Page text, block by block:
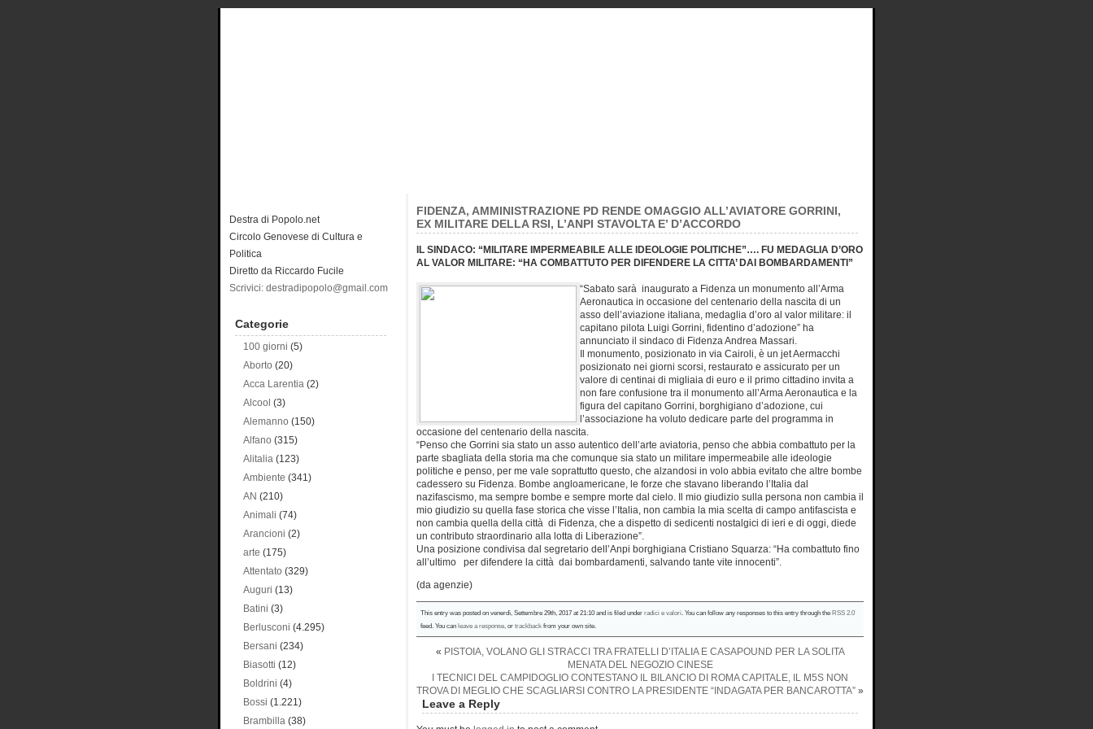
FIDENZA, AMMINISTRAZIONE PD RENDE OMAGGIO ALL’AVIATORE GORRINI,
EX MILITARE DELLA RSI, L’ANPI STAVOLTA E’ D’ACCORDO
IL SINDACO: “MILITARE IMPERMEABILE ALLE IDEOLOGIE POLITICHE”…. FU MEDAGLIA D’ORO
AL VALOR MILITARE: “HA COMBATTUTO PER DIFENDERE LA CITTA’ DAI BOMBARDAMENTI”
“Sabato sarà inaugurato a Fidenza un monumento all’Arma
Aeronautica in occasione del centenario della nascita di un
asso dell’aviazione italiana, medaglia d’oro al valor militare: il
capitano pilota Luigi Gorrini, fidentino d’adozione” ha
annunciato il sindaco di Fidenza Andrea Massari.
Il monumento, posizionato in via Cairoli, è un jet Aermacchi
posizionato nei giorni scorsi, restaurato e assicurato per un
valore di centinai di migliaia di euro e il primo cittadino invita a
non fare confusione tra il monumento all’Arma Aeronautica e la
figura del capitano Gorrini, borghigiano d’adozione, cui
l’associazione ha voluto dedicare parte del programma in
occasione del centenario della nascita.
“Penso che Gorrini sia stato un asso autentico dell’arte aviatoria, penso che abbia combattuto per la
parte sbagliata della storia ma che comunque sia stato un militare impermeabile alle ideologie
politiche e penso, per me vale soprattutto questo, che alzandosi in volo abbia evitato che altre bombe
cadessero su Fidenza. Bombe angloamericane, le forze che stavano liberando l’Italia dal
nazifascismo, ma sempre bombe e sempre morte dal cielo. Il mio giudizio sulla persona non cambia il
mio giudizio su quella fase storica che visse l’Italia, non cambia la mia scelta di campo antifascista e
non cambia quella della città di Fidenza, che a dispetto di sedicenti nostalgici di ieri e di oggi, diede
un contributo straordinario alla lotta di Liberazione”.
Una posizione condivisa dal segretario dell’Anpi borghigiana Cristiano Squarza: “Ha combattuto fino
all’ultimo per difendere la città dai bombardamenti, salvando tante vite innocenti”.
(da agenzie)
This entry was posted on venerdì, Settembre 29th, 2017 at 21:10 and is filed under radici e valori . You can follow any responses to this entry through the RSS 2.0
feed. You can leave a response , or trackback from your own site.
« PISTOIA, VOLANO GLI STRACCI TRA FRATELLI D’ITALIA E CASAPOUND PER LA SOLITA
MENATA DEL NEGOZIO CINESE
I TECNICI DEL CAMPIDOGLIO CONTESTANO IL BILANCIO DI ROMA CAPITALE, IL M5S NON
TROVA DI MEGLIO CHE SCAGLIARSI CONTRO LA PRESIDENTE “INDAGATA PER BANCAROTTA” »
Leave a Reply
Destra di Popolo.net
Circolo Genovese di Cultura e
Politica
Diretto da Riccardo Fucile
Scrivici: destradipopolo@gmail.com
Categorie
100 giorni (5)
Aborto (20)
Acca Larentia (2)
Alcool (3)
Alemanno (150)
Alfano (315)
Alitalia (123)
Ambiente (341)
AN (210)
Animali (74)
Arancioni (2)
arte (175)
Attentato (329)
Auguri (13)
Batini (3)
Berlusconi (4.295)
Bersani (234)
Biasotti (12)
Boldrini (4)
Bossi (1.221)
Brambilla (38)